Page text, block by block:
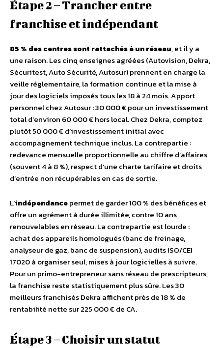
Étape 2 – Trancher entre
franchise et indépendant
85 % des centres sont rattachés à un réseau, et il y a
une raison. Les cinq enseignes agréées (Autovision, Dekra,
Sécuritest, Auto Sécurité, Autosur) prennent en charge la
veille réglementaire, la formation continue et la mise à
jour des logiciels imposés tous les 18 à 24 mois. Apport
personnel chez Autosur : 30 000 € pour un investissement
total d’environ 60 000 € hors local. Chez Dekra, comptez
plutôt 50 000 € d’investissement initial avec
accompagnement technique inclus. La contrepartie :
redevance mensuelle proportionnelle au chiffre d’affaires
(souvent 4 à 8 %), respect d’une charte tarifaire et droits
d’entrée non récupérables en cas de sortie.
L’indépendancepermet de garder 100 % des bénéfices et
offre un agrément à durée illimitée, contre 10 ans
renouvelables en réseau. La contrepartie est lourde :
achat des appareils homologués (banc de freinage,
analyseur de gaz, banc de suspension), audits ISO/CEI
17020 à organiser seul, mises à jour logicielles à suivre.
Pour un primo-entrepreneur sans réseau de prescripteurs,
la franchise reste statistiquement plus sûre. Les 30
meilleurs franchisés Dekra affichent près de 18 % de
rentabilité nette sur 225 000 € de CA.
Étape 3 – Choisir un statut